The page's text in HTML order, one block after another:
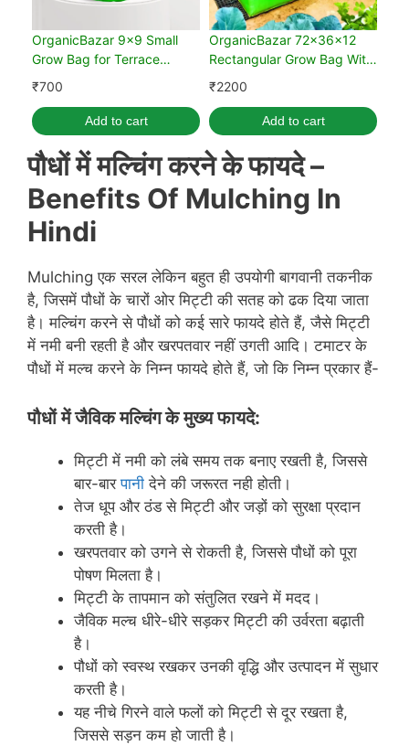
OrganicBazar 9x9 Small
Grow Bag for Terrace
Garden, Premium HDPE 260
(Pack of 10)
₹700
Add to cart
OrganicBazar 72x36x12
Rectangular Grow Bag With
Supporting Pvc Pipes
Green Raised Bed (Pack of
1)
₹2200
Add to cart
पौधों मेंमल्चिंग करने के फायदे –
Benefits Of Mulching In
Hindi
Mulching एक सरल लेकिन बहुत ही उपयोगी बागवानी तकनीक
है, जिसमें पौधों के चारों ओर मिट्टी की सतह को ढक दिया जाता
है। मल्चिंग करने से पौधों को कई सारे फायदे होते हैं, जैसे मिट्टी
में नमी बनी रहती है और खरपतवार नहीं उगती आदि। टमाटर के
पौधों में मल्च करने के निम्न फायदे होते हैं, जो कि निम्न प्रकार हैं-
पौधों मेंजैविक मल्चिंग के मुख्य फायदे:
मिट्टी में नमी को लंबे समय तक बनाए रखती है, जिससे
बार-बारपानी देने की जरूरत नही होती।
तेज धूप और ठंड से मिट्टी और जड़ों को सुरक्षा प्रदान
करती है।
खरपतवार को उगने से रोकती है, जिससे पौधों को पूरा
पोषण मिलता है।
मिट्टी के तापमान को संतुलित रखने में मदद।
जैविक मल्च धीरे-धीरे सड़कर मिट्टी की उर्वरता बढ़ाती
है।
पौधों को स्वस्थ रखकर उनकी वृद्धि और उत्पादन में सुधार
करती है।
यह नीचे गिरने वाले फलों को मिट्टी से दूर रखता है,
जिससे सड़न कम हो जाती है।